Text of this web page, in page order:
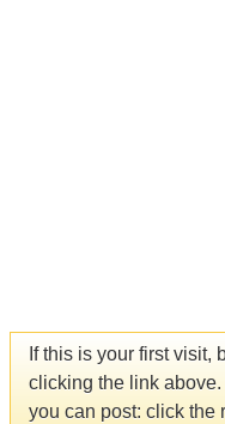
If this is your first visit,
clicking the link
you can post: click the